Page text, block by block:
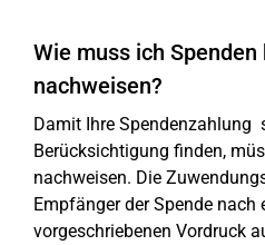
Wie muss ich
nachweisen?
Damit Ihre Spendenzahlung
Berücksichtigung finden,
nachweisen. Die
Empfänger der Spende
vorgeschriebenen Vordruck